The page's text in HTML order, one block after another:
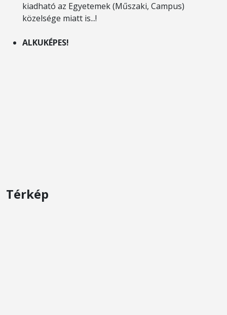
kiadható az Egyetemek (Műszaki, Campus)
közelsége miatt is...!
ALKUKÉPES!
Térkép